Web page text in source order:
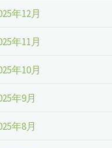
年12月
年11月
年10月
年9月
年8月